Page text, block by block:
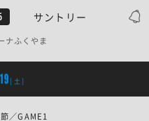
サントリー
ナふくやま
[土]
GAME1